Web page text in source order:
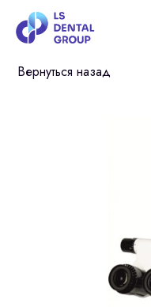
Вернуться назад